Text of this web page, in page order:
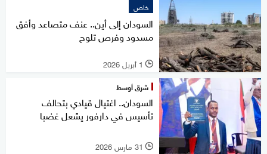
خاص
السودان إلى أين.. عنف متصاعد وأفق
مسدود وفرص تلوح
l 1 أبريل 2026
شرق أوسط
السودان.. اغتيال قيادي بتحالف
تأسيس في دارفور يشعل غضبا
l 31 مارس 2026